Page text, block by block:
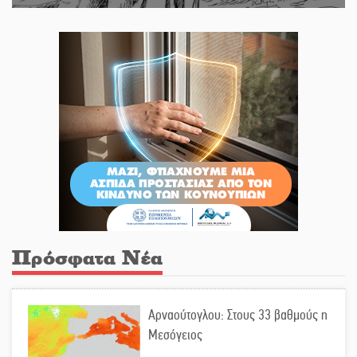
Πρόσφατα Νέα
Αρναούτογλου: Στους 33 βαθμούς η
Μεσόγειος